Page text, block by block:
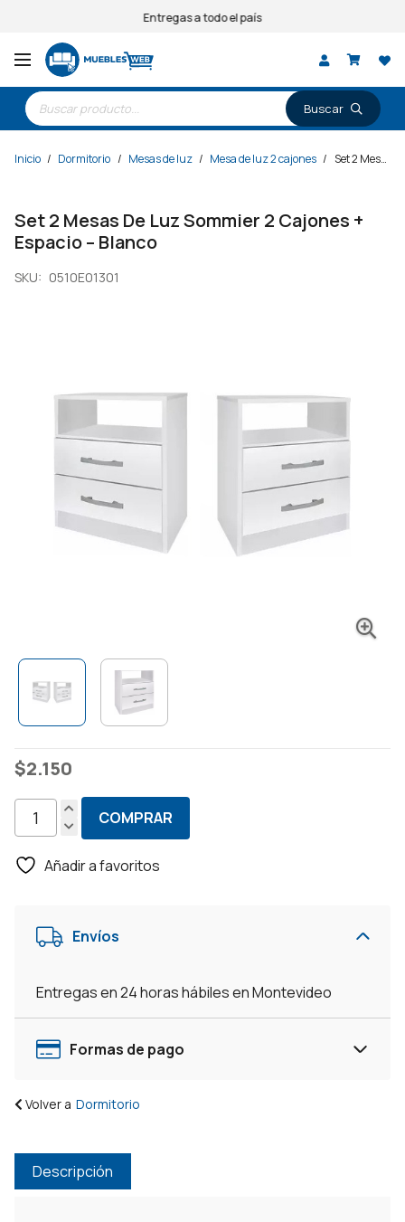
Entregas a todo el país
Búsqueda
de
productos
Inicio / Dormitorio / Mesas de luz / Mesa de luz 2 cajones / Set 2 Mesas De Luz Sommier 2 Cajones + Espacio – Blanco
Set 2 Mesas De Luz Sommier 2 Cajones +
Espacio – Blanco
SKU: 0510E01301
$2.150
Set
Mesas
Sommier
Espacio
COMPRAR
Añadir a favoritos
Envíos
Entregas en 24 horas hábiles en Montevideo
Formas de pago
Volver a Dormitorio
Descripción